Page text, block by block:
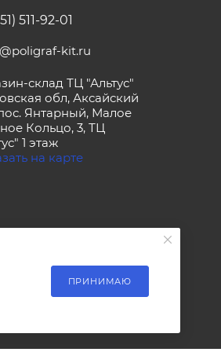
511-92-01
kit.ru
склад ТЦ "Альтус"
обл, Аксайский
Янтарный, Малое
Кольцо, 3, ТЦ
1 этаж
на карте
ПРИНИМАЮ